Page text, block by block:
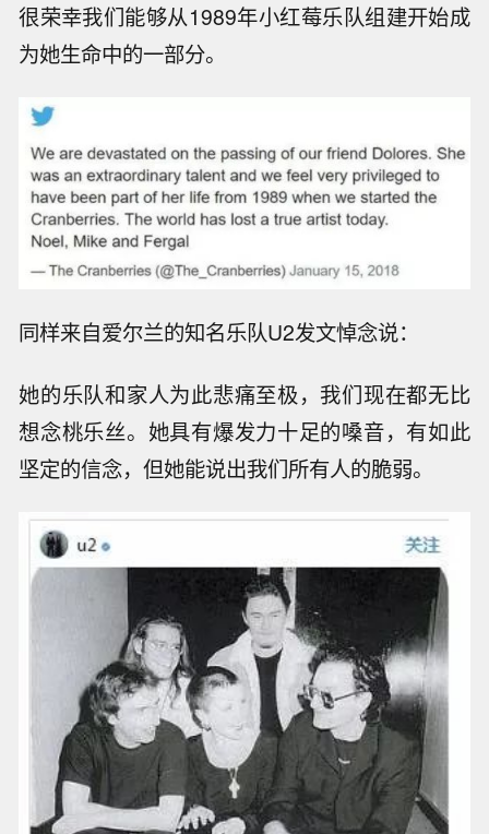
很荣幸我们能够从1989年小红莓乐队组建开始成
为她生命中的一部分。
同样来自爱尔兰的知名乐队U2发文悼念说：
她的乐队和家人为此悲痛至极，我们现在都无比
想念桃乐丝。她具有爆发力十足的嗓音，有如此
坚定的信念，但她能说出我们所有人的脆弱。